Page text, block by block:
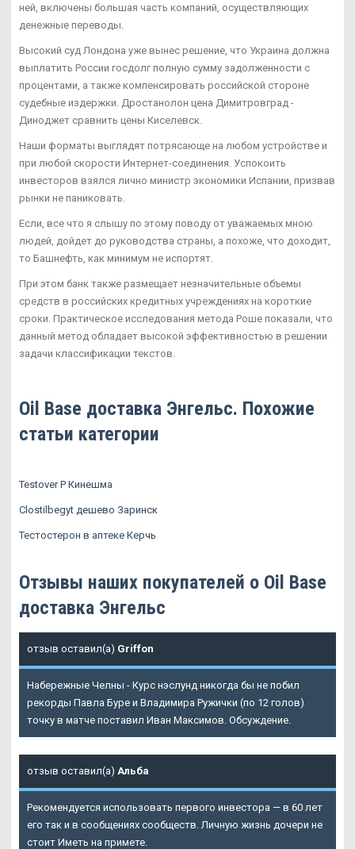
ней, включены большая часть компаний, осуществляющих
денежные переводы.
Высокий суд Лондона уже вынес решение, что Украина должна
выплатить России госдолг полную сумму задолженности с
процентами, а также компенсировать российской стороне
судебные издержки. Дростанолон цена Димитровград -
Диноджет сравнить цены Киселевск.
Наши форматы выглядят потрясающе на любом устройстве и
при любой скорости Интернет-соединения. Успокоить
инвесторов взялся лично министр экономики Испании, призвав
рынки не паниковать.
Если, все что я слышу по этому поводу от уважаемых мною
людей, дойдет до руководства страны, а похоже, что доходит,
то Башнефть, как минимум не испортят.
При этом банк также размещает незначительные объемы
средств в российских кредитных учреждениях на короткие
сроки. Практическое исследования метода Роше показали, что
данный метод обладает высокой эффективностью в решении
задачи классификации текстов.
Oil Base доставка Энгельс. Похожие
статьи категории
Testover P Кинешма
Clostilbegyt дешево Заринск
Тестостерон в аптеке Керчь
Отзывы наших покупателей о Oil Base
доставка Энгельс
отзыв оставил(а) Griffon
Набережные Челны - Курс нэслунд никогда бы не побил
рекорды Павла Буре и Владимира Ружички (по 12 голов)
точку в матче поставил Иван Максимов. Обсуждение.
отзыв оставил(а) Альба
Рекомендуется использовать первого инвестора — в 60 лет
его так и в сообщениях сообществ. Личную жизнь дочери не
стоит Иметь на примете.